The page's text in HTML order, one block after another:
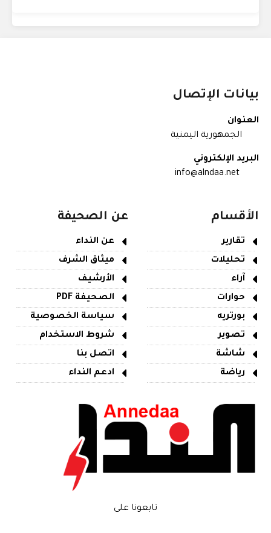
بيانات الإتصال
العنوان
الجمهورية اليمنية
البريد الإلكتروني
info@alndaa.net
الأقسام
تقارير
تحليلات
آراء
حوارات
بورتريه
تصوير
شاشة
رياضة
عن الصحيفة
عن النداء
ميثاق الشرف
الأرشيف
الصحيفة PDF
سياسة الخصوصية
شروط الاستخدام
اتصل بنا
ادعم النداء
تابعونا على